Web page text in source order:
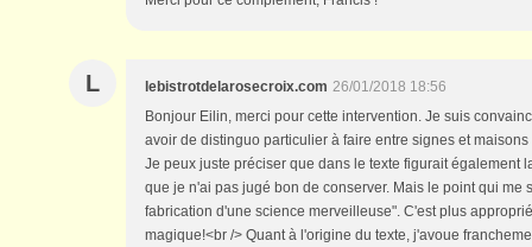
L lebistrotdelarosecroix.com 26/01/2018 18:56
Bonjour Eilin, merci pour cette intervention. Je suis
avoir de distinguo particulier à faire entre signes et
Je peux juste préciser que dans le texte figurait également
que je n'ai pas jugé bon de conserver. Mais le point qui me
fabrication d'une science merveilleuse". C'est plus
magique!<br /> Quant à l'origine du texte, j'avoue